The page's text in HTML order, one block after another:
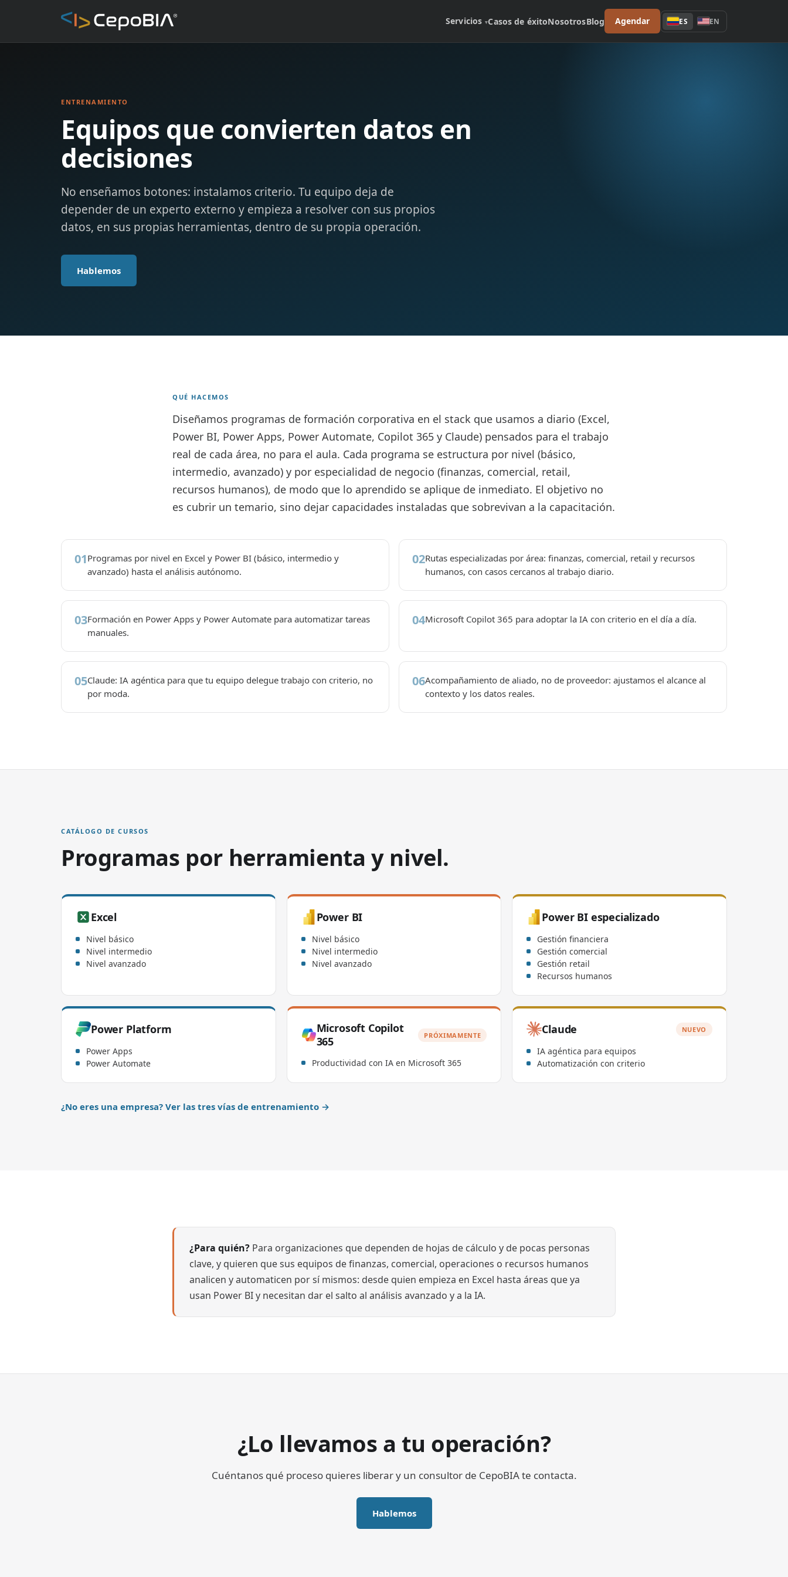
Servicios ▾Casos de éxitoNosotrosBlog Agendar ES EN
ENTRENAMIENTO
Equipos que convierten datos en
decisiones
No enseñamos botones: instalamos criterio. Tu equipo deja de
depender de un experto externo y empieza a resolver con sus propios
datos, en sus propias herramientas, dentro de su propia operación.
Hablemos
QUÉ HACEMOS
Diseñamos programas de formación corporativa en el stack que usamos a diario (Excel,
Power BI, Power Apps, Power Automate, Copilot 365 y Claude) pensados para el trabajo
real de cada área, no para el aula. Cada programa se estructura por nivel (básico,
intermedio, avanzado) y por especialidad de negocio (finanzas, comercial, retail,
recursos humanos), de modo que lo aprendido se aplique de inmediato. El objetivo no
es cubrir un temario, sino dejar capacidades instaladas que sobrevivan a la capacitación.
01Programas por nivel en Excel y Power BI (básico, intermedio y
avanzado) hasta el análisis autónomo.
02Rutas especializadas por área: finanzas, comercial, retail y recursos
humanos, con casos cercanos al trabajo diario.
03Formación en Power Apps y Power Automate para automatizar tareas
manuales.
04Microsoft Copilot 365 para adoptar la IA con criterio en el día a día.
05Claude: IA agéntica para que tu equipo delegue trabajo con criterio, no
por moda.
06Acompañamiento de aliado, no de proveedor: ajustamos el alcance al
contexto y los datos reales.
CATÁLOGO DE CURSOS
Programas por herramienta y nivel.
Excel
Nivel básico
Nivel intermedio
Nivel avanzado
Power BI
Nivel básico
Nivel intermedio
Nivel avanzado
Power BI especializado
Gestión financiera
Gestión comercial
Gestión retail
Recursos humanos
Power Platform
Power Apps
Power Automate
Microsoft Copilot
365
PRÓXIMAMENTE
Productividad con IA en Microsoft 365
Claude NUEVO
IA agéntica para equipos
Automatización con criterio
¿No eres una empresa? Ver las tres vías de entrenamiento →
¿Para quién? Para organizaciones que dependen de hojas de cálculo y de pocas personas
clave, y quieren que sus equipos de finanzas, comercial, operaciones o recursos humanos
analicen y automaticen por sí mismos: desde quien empieza en Excel hasta áreas que ya
usan Power BI y necesitan dar el salto al análisis avanzado y a la IA.
¿Lo llevamos a tu operación?
Cuéntanos qué proceso quieres liberar y un consultor de CepoBIA te contacta.
Hablemos